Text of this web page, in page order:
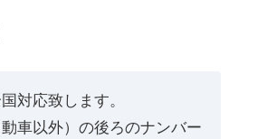
対応致します。
車以外）の後ろのナンバー